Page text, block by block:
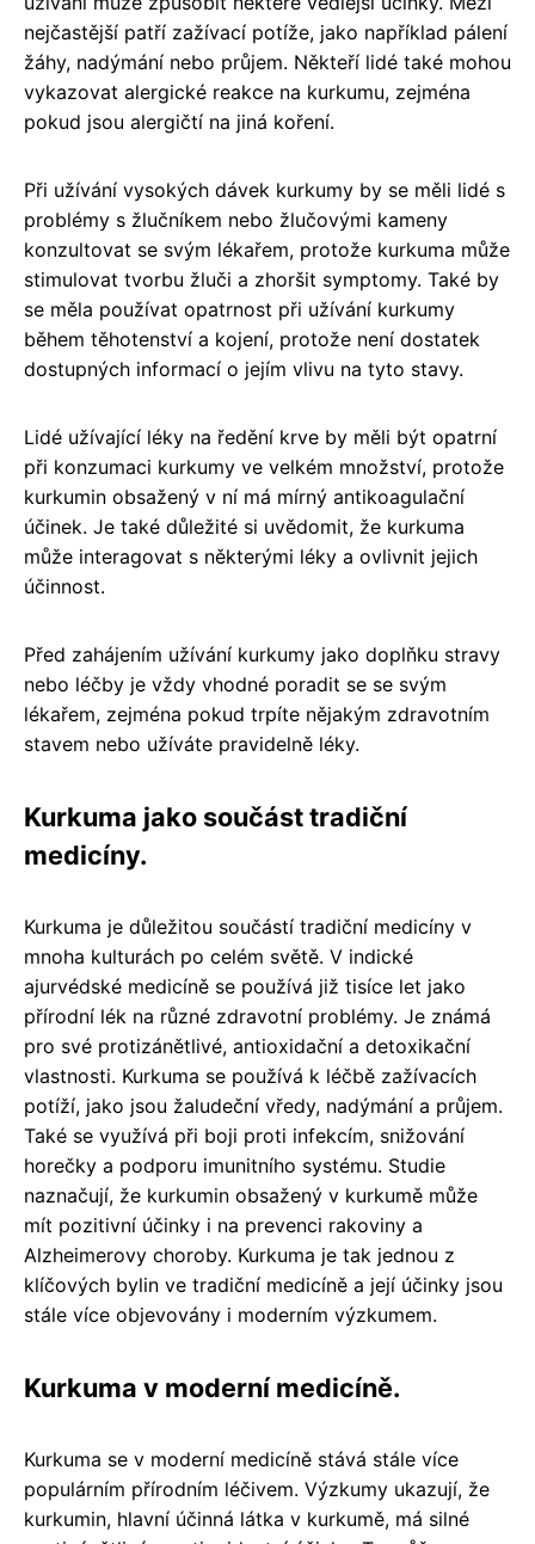
nejčastější patří zažívací potíže, jako například pálení
žáhy, nadýmání nebo průjem. Někteří lidé také mohou
vykazovat alergické reakce na kurkumu, zejména
pokud jsou alergičtí na jiná koření.
Při užívání vysokých dávek kurkumy by se měli lidé s
problémy s žlučníkem nebo žlučovými kameny
konzultovat se svým lékařem, protože kurkuma může
stimulovat tvorbu žluči a zhoršit symptomy. Také by
se měla používat opatrnost při užívání kurkumy
během těhotenství a kojení, protože není dostatek
dostupných informací o jejím vlivu na tyto stavy.
Lidé užívající léky na ředění krve by měli být opatrní
při konzumaci kurkumy ve velkém množství, protože
kurkumin obsažený v ní má mírný antikoagulační
účinek. Je také důležité si uvědomit, že kurkuma
může interagovat s některými léky a ovlivnit jejich
účinnost.
Před zahájením užívání kurkumy jako doplňku stravy
nebo léčby je vždy vhodné poradit se se svým
lékařem, zejména pokud trpíte nějakým zdravotním
stavem nebo užíváte pravidelně léky.
Kurkuma jako součást tradiční
medicíny.
Kurkuma je důležitou součástí tradiční medicíny v
mnoha kulturách po celém světě. V indické
ajurvédské medicíně se používá již tisíce let jako
přírodní lék na různé zdravotní problémy. Je známá
pro své protizánětlivé, antioxidační a detoxikační
vlastnosti. Kurkuma se používá k léčbě zažívacích
potíží, jako jsou žaludeční vředy, nadýmání a průjem.
Také se využívá při boji proti infekcím, snižování
horečky a podporu imunitního systému. Studie
naznačují, že kurkumin obsažený v kurkumě může
mít pozitivní účinky i na prevenci rakoviny a
Alzheimerovy choroby. Kurkuma je tak jednou z
klíčových bylin ve tradiční medicíně a její účinky jsou
stále více objevovány i moderním výzkumem.
Kurkuma v moderní medicíně.
Kurkuma se v moderní medicíně stává stále více
populárním přírodním léčivem. Výzkumy ukazují, že
kurkumin, hlavní účinná látka v kurkumě, má silné